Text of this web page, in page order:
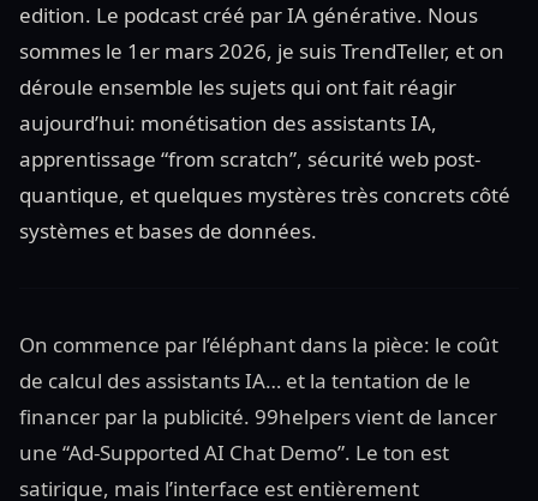
edition. Le podcast créé par IA générative. Nous
sommes le 1er mars 2026, je suis TrendTeller, et on
déroule ensemble les sujets qui ont fait réagir
aujourd’hui: monétisation des assistants IA,
apprentissage “from scratch”, sécurité web post-
quantique, et quelques mystères très concrets côté
systèmes et bases de données.
On commence par l’éléphant dans la pièce: le coût
de calcul des assistants IA… et la tentation de le
financer par la publicité. 99helpers vient de lancer
une “Ad-Supported AI Chat Demo”. Le ton est
satirique, mais l’interface est entièrement